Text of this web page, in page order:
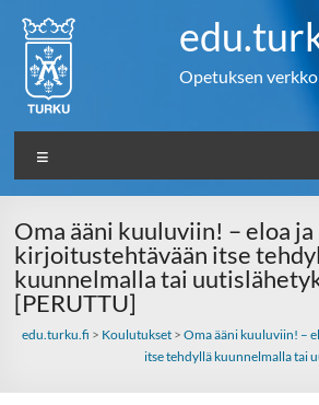
content
Opetuksen
Oma ääni kuuluviin! – eloa ja
kirjoitustehtävään itse
kuunnelmalla tai
[PERUTTU]
edu.turku.fi > Koulutukset> Oma ääni kuuluviin! –
itse tehdyllä kuunnelmalla tai